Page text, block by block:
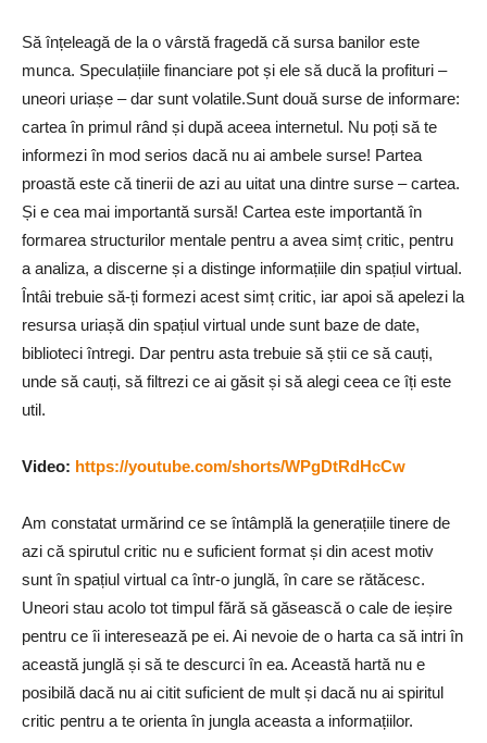
Să înțeleagă de la o vârstă fragedă că sursa banilor este
munca. Speculațiile financiare pot și ele să ducă la profituri –
uneori uriașe – dar sunt volatile.Sunt două surse de informare:
cartea în primul rând și după aceea internetul. Nu poți să te
informezi în mod serios dacă nu ai ambele surse! Partea
proastă este că tinerii de azi au uitat una dintre surse – cartea.
Și e cea mai importantă sursă! Cartea este importantă în
formarea structurilor mentale pentru a avea simț critic, pentru
a analiza, a discerne și a distinge informațiile din spațiul virtual.
Întâi trebuie să-ți formezi acest simț critic, iar apoi să apelezi la
resursa uriașă din spațiul virtual unde sunt baze de date,
biblioteci întregi. Dar pentru asta trebuie să știi ce să cauți,
unde să cauți, să filtrezi ce ai găsit și să alegi ceea ce îți este
util.
Video: https://youtube.com/shorts/WPgDtRdHcCw
Am constatat urmărind ce se întâmplă la generațiile tinere de
azi că spirutul critic nu e suficient format și din acest motiv
sunt în spațiul virtual ca într-o junglă, în care se rătăcesc.
Uneori stau acolo tot timpul fără să găsească o cale de ieșire
pentru ce îi interesează pe ei. Ai nevoie de o harta ca să intri în
această junglă și să te descurci în ea. Această hartă nu e
posibilă dacă nu ai citit suficient de mult și dacă nu ai spiritul
critic pentru a te orienta în jungla aceasta a informațiilor.